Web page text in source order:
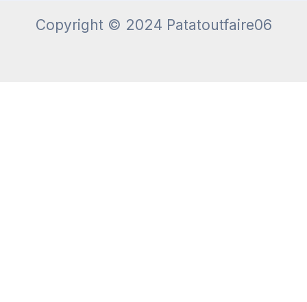
Copyright © 2024 Patatoutfaire06